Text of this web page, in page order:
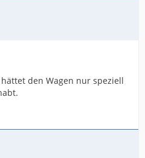
den Wagen nur speziell